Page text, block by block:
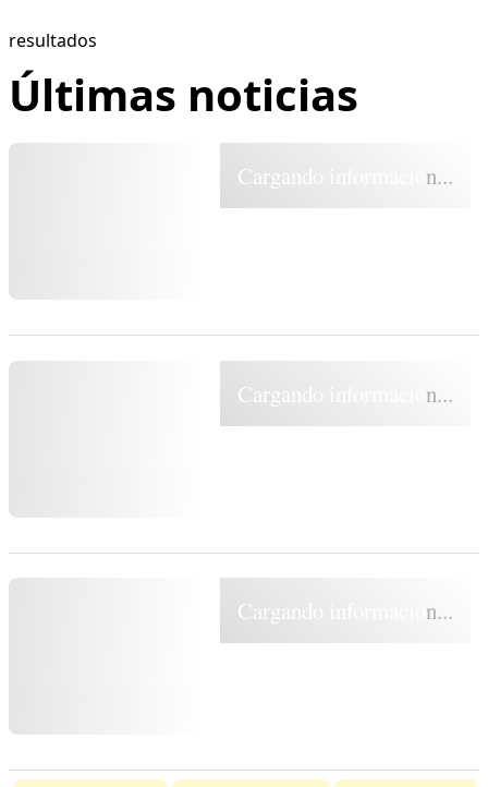
resultados
Últimas noticias
Cargando información...
Cargando información...
Cargando información...